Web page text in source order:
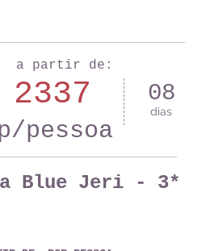
a partir de:
2337
pessoa
08
dias
Blue Jeri - 3*